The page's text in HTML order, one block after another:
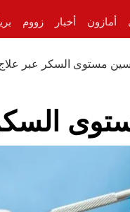
أمازون أخبار زووم
مستوى السكر عبر علاج
السكر